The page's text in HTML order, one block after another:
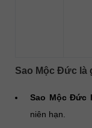
Sao Mộc Đức là
Sao Mộc Đức
niên hạn.